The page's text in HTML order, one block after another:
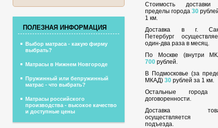
Стоимость
пределы города30
1 км.
Доставка в г.
Петербург
один-два раза в месяц.
По Москве (внутри
700 рублей.
В Подмосковье (за
МКАД)30 рублей за 1 км.
Остальные города
договоренности.
Доставка
осуществляется
подъезда.
ПОЛЕЗНАЯ ИНФОРМАЦИЯ
Выбор матраса - какую фирму
выбрать?
Матрасы в Нижнем Новгороде
Пружинный или бепружинный
матрас - что выбрать?
Матрасы российского
производства - высокое качество
и доступные цены